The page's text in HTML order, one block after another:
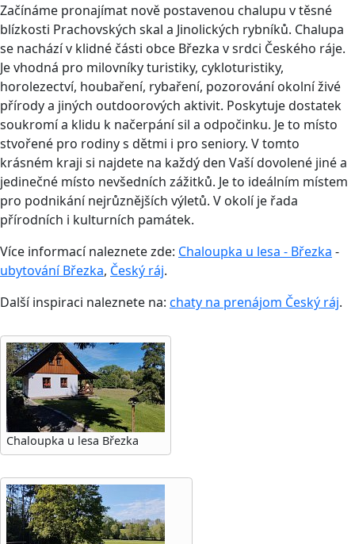
Začínáme pronajímat nově postavenou chalupu v těsné
blízkosti Prachovských skal a Jinolických rybníků. Chalupa
se nachází v klidné části obce Březka v srdci Českého ráje.
Je vhodná pro milovníky turistiky, cykloturistiky,
horolezectví, houbaření, rybaření, pozorování okolní živé
přírody a jiných outdoorových aktivit. Poskytuje dostatek
soukromí a klidu k načerpání sil a odpočinku. Je to místo
stvořené pro rodiny s dětmi i pro seniory. V tomto
krásném kraji si najdete na každý den Vaší dovolené jiné a
jedinečné místo nevšedních zážitků. Je to ideálním místem
pro podnikání nejrůznějších výletů. V okolí je řada
přírodních i kulturních památek.
Více informací naleznete zde: Chaloupka u lesa - Březka -
ubytování Březka, Český ráj.
Další inspiraci naleznete na: chaty na prenájom Český ráj.
Chaloupka u lesa Březka